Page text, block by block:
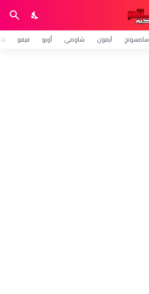
سامسونج آيفون شاومي أوبو فيفو